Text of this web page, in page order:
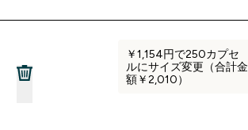
￥1,154‎円で250カプセ
ルにサイズ変更（合計金
額￥2,010‎）